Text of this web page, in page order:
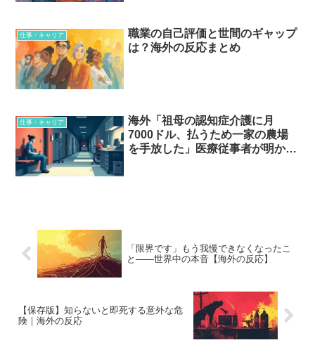
仕事・キャリア
職業の自己評価と世間のギャップ
は？海外の反応まとめ
仕事・キャリア
海外「祖母の認知症介護に月
7000ドル、払うため一家の農場
を手放した」医療従事者が明かす
「限界です」もう我慢できなくなったこ
と——世界中の本音【海外の反応】
【保存版】知らないと即死する意外な危
険｜海外の反応